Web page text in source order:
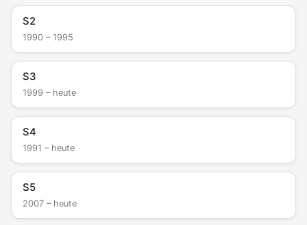
S2
1990 – 1995
S3
1999 – heute
S4
1991 – heute
S5
2007 – heute